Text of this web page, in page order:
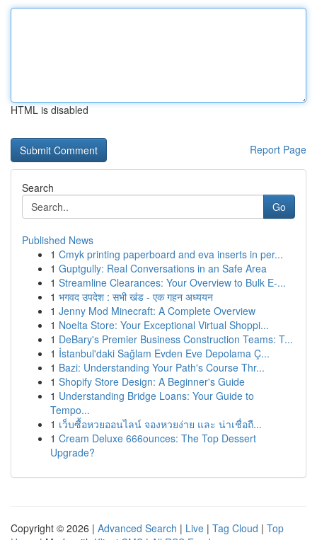
HTML is disabled
Report Page
Search
Go
Published News
1 Cmyk printing paperboard and eva inserts in per...
1 Guptgully: Real Conversations in an Safe Area
1 Streamline Clearances: Your Overview to Bulk E-...
1 भगवद उपदेश : सभी खंड - एक गहन अध्ययन
1 Jenny Mod Minecraft: A Complete Overview
1 Noelta Store: Your Exceptional Virtual Shoppi...
1 DeBary's Premier Business Construction Teams: T...
1 İstanbul'daki Sağlam Evden Eve Depolama Ç...
1 Bazi: Understanding Your Path's Course Thr...
1 Shopify Store Design: A Beginner's Guide
1 Understanding Bridge Loans: Your Guide to
Tempo...
1 เว็บซื้อหวยออนไลน์ จองหวยง่าย และ น่าเชื่อถื...
1 Cream Deluxe 666ounces: The Top Dessert
Upgrade?
Copyright © 2026 | Advanced Search | Live | Tag Cloud | Top